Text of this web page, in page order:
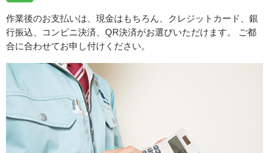
作業後のお支払いは、現金はもちろん、クレジットカード、銀
行振込、コンビニ決済、QR決済がお選びいただけます。 ご都
合に合わせてお申し付けください。